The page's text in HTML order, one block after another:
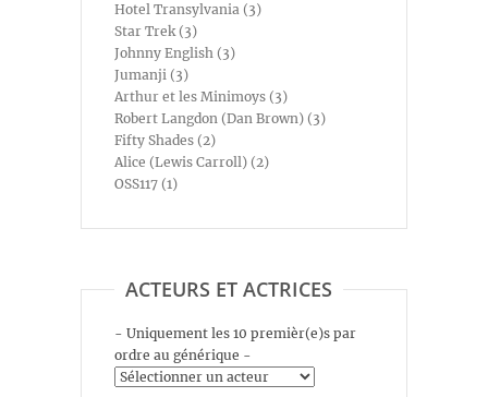
Hotel Transylvania (3)
Star Trek (3)
Johnny English (3)
Jumanji (3)
Arthur et les Minimoys (3)
Robert Langdon (Dan Brown) (3)
Fifty Shades (2)
Alice (Lewis Carroll) (2)
OSS117 (1)
ACTEURS ET ACTRICES
- Uniquement les 10 premièr(e)s par
ordre au générique -